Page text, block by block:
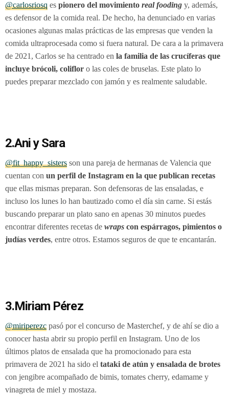
@carlosriosq es pionero del movimiento real fooding y, además,
es defensor de la comida real. De hecho, ha denunciado en varias
ocasiones algunas malas prácticas de las empresas que venden la
comida ultraprocesada como si fuera natural. De cara a la primavera
de 2021, Carlos se ha centrado en la familia de las crucíferas que
incluye brócoli, coliflor o las coles de bruselas. Este plato lo
puedes preparar mezclado con jamón y es realmente saludable.
2.Ani y Sara
@fit_happy_sisters son una pareja de hermanas de Valencia que
cuentan con un perfil de Instagram en la que publican recetas
que ellas mismas preparan. Son defensoras de las ensaladas, e
incluso los lunes lo han bautizado como el día sin carne. Si estás
buscando preparar un plato sano en apenas 30 minutos puedes
encontrar diferentes recetas de wraps con espárragos, pimientos o
judías verdes, entre otros. Estamos seguros de que te encantarán.
3.Miriam Pérez
@miriperezc pasó por el concurso de Masterchef, y de ahí se dio a
conocer hasta abrir su propio perfil en Instagram. Uno de los
últimos platos de ensalada que ha promocionado para esta
primavera de 2021 ha sido el tataki de atún y ensalada de brotes
con jengibre acompañado de bimis, tomates cherry, edamame y
vinagreta de miel y mostaza.